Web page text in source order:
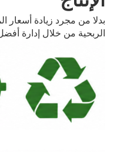
بدلا من مجرد زيادة أسعار
الربحية من خلال إدارة أفضل